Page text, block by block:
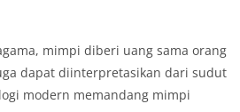
mimpi diberi uang sama orang
dapat diinterpretasikan dari sudut
modern memandang mimpi